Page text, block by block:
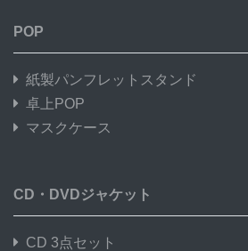
POP
紙製パンフレットスタンド
卓上POP
マスクケース
CD・DVDジャケット
CD 3点セット